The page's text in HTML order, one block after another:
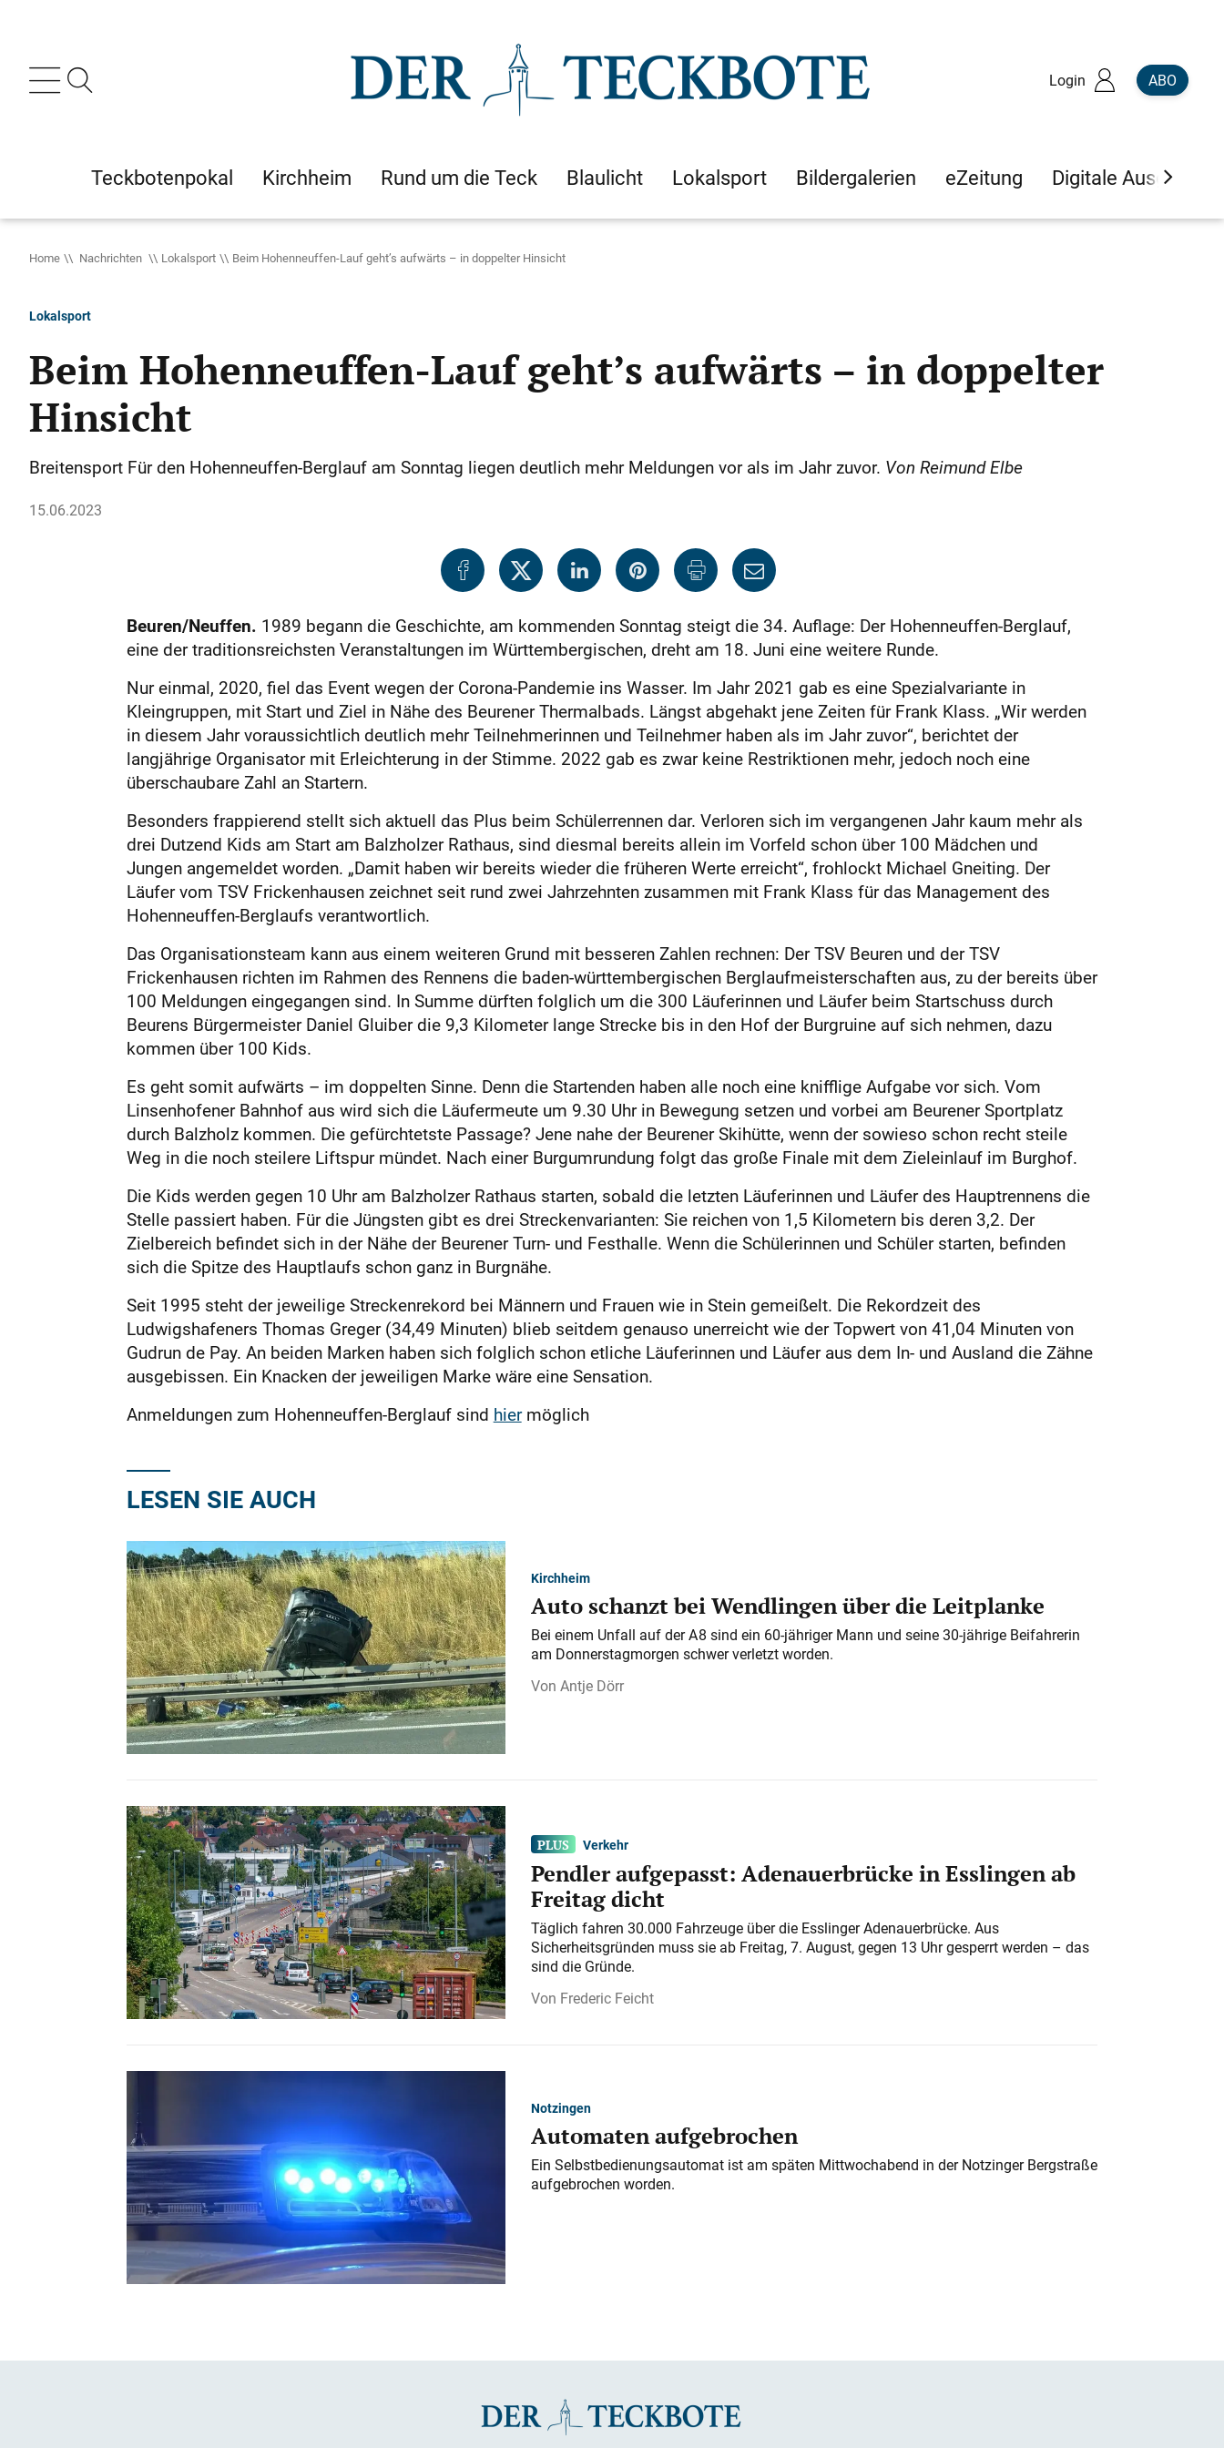
Login ABO
Teckbotenpokal Kirchheim Rund um die Teck Blaulicht Lokalsport Bildergalerien eZeitung Digitale Ausgaben
Home Nachrichten Lokalsport Beim Hohenneuffen-Lauf geht’s aufwärts – in doppelter Hinsicht
Lokalsport
Beim Hohenneuffen-Lauf geht’s aufwärts – in doppelter
Hinsicht
Breitensport Für den Hohenneuffen-Berglauf am Sonntag liegen deutlich mehr Meldungen vor als im Jahr zuvor. Von Reimund Elbe
15.06.2023
Beuren/Neuffen. 1989 begann die Geschichte, am kommenden Sonntag steigt die 34. Auflage: Der Hohenneuffen-Berglauf,
eine der traditionsreichsten Veranstaltungen im Württembergischen, dreht am 18. Juni eine weitere Runde.
Nur einmal, 2020, fiel das Event wegen der Corona-Pandemie ins Wasser. Im Jahr 2021 gab es eine Spezialvariante in
Kleingruppen, mit Start und Ziel in Nähe des Beurener Thermalbads. Längst abgehakt jene Zeiten für Frank Klass. „Wir werden
in diesem Jahr voraussichtlich deutlich mehr Teilnehmerinnen und Teilnehmer haben als im Jahr zuvor“, berichtet der
langjährige Organisator mit Erleichterung in der Stimme. 2022 gab es zwar keine Restriktionen mehr, jedoch noch eine
überschaubare Zahl an Startern.
Besonders frappierend stellt sich aktuell das Plus beim Schülerrennen dar. Verloren sich im vergangenen Jahr kaum mehr als
drei Dutzend Kids am Start am Balzholzer Rathaus, sind diesmal bereits allein im Vorfeld schon über 100 Mädchen und
Jungen angemeldet worden. „Damit haben wir bereits wieder die früheren Werte erreicht“, frohlockt Michael Gneiting. Der
Läufer vom TSV Frickenhausen zeichnet seit rund zwei Jahrzehnten zusammen mit Frank Klass für das Management des
Hohenneuffen-Berglaufs verantwortlich.
Das Organisationsteam kann aus einem weiteren Grund mit besseren Zahlen rechnen: Der TSV Beuren und der TSV
Frickenhausen richten im Rahmen des Rennens die baden-württembergischen Berglaufmeisterschaften aus, zu der bereits über
100 Meldungen eingegangen sind. In Summe dürften folglich um die 300 Läuferinnen und Läufer beim Startschuss durch
Beurens Bürgermeister Daniel Gluiber die 9,3 Kilometer lange Strecke bis in den Hof der Burgruine auf sich nehmen, dazu
kommen über 100 Kids.
Es geht somit aufwärts – im doppelten Sinne. Denn die Startenden haben alle noch eine knifflige Aufgabe vor sich. Vom
Linsenhofener Bahnhof aus wird sich die Läufermeute um 9.30 Uhr in Bewegung setzen und vorbei am Beurener Sportplatz
durch Balzholz kommen. Die gefürchtetste Passage? Jene nahe der Beurener Skihütte, wenn der sowieso schon recht steile
Weg in die noch steilere Liftspur mündet. Nach einer Burgumrundung folgt das große Finale mit dem Zieleinlauf im Burghof.
Die Kids werden gegen 10 Uhr am Balzholzer Rathaus starten, sobald die letzten Läuferinnen und Läufer des Hauptrennens die
Stelle passiert haben. Für die Jüngsten gibt es drei Streckenvarianten: Sie reichen von 1,5 Kilometern bis deren 3,2. Der
Zielbereich befindet sich in der Nähe der Beurener Turn- und Festhalle. Wenn die Schülerinnen und Schüler starten, befinden
sich die Spitze des Hauptlaufs schon ganz in Burgnähe.
Seit 1995 steht der jeweilige Streckenrekord bei Männern und Frauen wie in Stein gemeißelt. Die Rekordzeit des
Ludwigshafeners Thomas Greger (34,49 Minuten) blieb seitdem genauso unerreicht wie der Topwert von 41,04 Minuten von
Gudrun de Pay. An beiden Marken haben sich folglich schon etliche Läuferinnen und Läufer aus dem In- und Ausland die Zähne
ausgebissen. Ein Knacken der jeweiligen Marke wäre eine Sensation.
Anmeldungen zum Hohenneuffen-Berglauf sind hiermöglich
LESEN SIE AUCH
Kirchheim
Auto schanzt bei Wendlingen über die Leitplanke
Bei einem Unfall auf der A 8 sind ein 60-jähriger Mann und seine 30-jährige Beifahrerin
am Donnerstagmorgen schwer verletzt worden.
Antje Dörr
Verkehr
Pendler aufgepasst: Adenauerbrücke in Esslingen ab
Freitag dicht
Täglich fahren 30.000 Fahrzeuge über die Esslinger Adenauerbrücke. Aus
Sicherheitsgründen muss sie ab Freitag, 7. August, gegen 13 Uhr gesperrt werden – das
sind die Gründe.
Frederic Feicht
Notzingen
Automaten aufgebrochen
Ein Selbstbedienungsautomat ist am späten Mittwochabend in der Notzinger Bergstraße
aufgebrochen worden.